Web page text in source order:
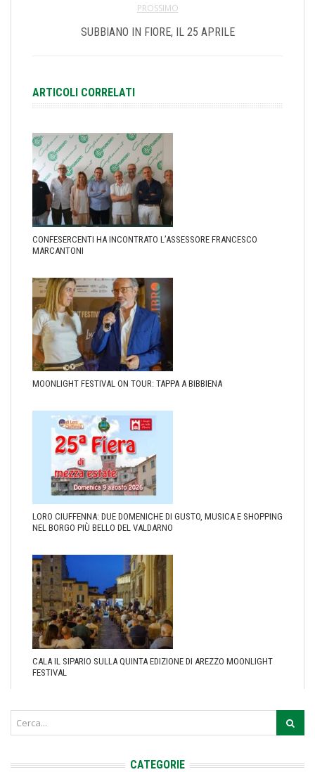
PROSSIMO
SUBBIANO IN FIORE, IL 25 APRILE
ARTICOLI CORRELATI
CONFESERCENTI HA INCONTRATO L’ASSESSORE FRANCESCO
MARCANTONI
MOONLIGHT FESTIVAL ON TOUR: TAPPA A BIBBIENA
LORO CIUFFENNA: DUE DOMENICHE DI GUSTO, MUSICA E SHOPPING
NEL BORGO PIÙ BELLO DEL VALDARNO
CALA IL SIPARIO SULLA QUINTA EDIZIONE DI AREZZO MOONLIGHT
FESTIVAL
CATEGORIE